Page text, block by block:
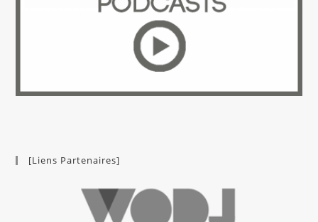
[Liens Partenaires]